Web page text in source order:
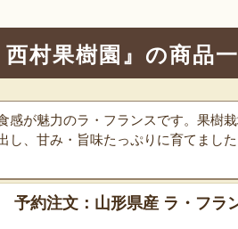
西村果樹園』の商品
感が魅力のラ・フランスです。果樹
し、甘み・旨味たっぷりに育てまし
予約注文：山形県産 ラ・フラ
ジェラート詰合せ
＆LIV YAMAGATA』
山形県産 殿様のだだ
凍）